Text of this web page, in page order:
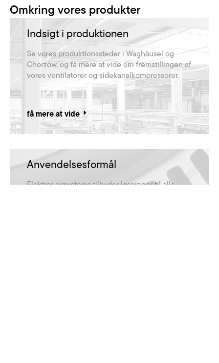
Omkring vores produkter
Indsigt i produktionen
Se vores produktionssteder i Waghäusel og
Chorzów, og få mere at vide om fremstillingen af​
vores ventilatorer og sidekanalkompressorer.
få mere at vide
Anvendelsesformål
Elektror airsystems tilbyder løsninger til alle